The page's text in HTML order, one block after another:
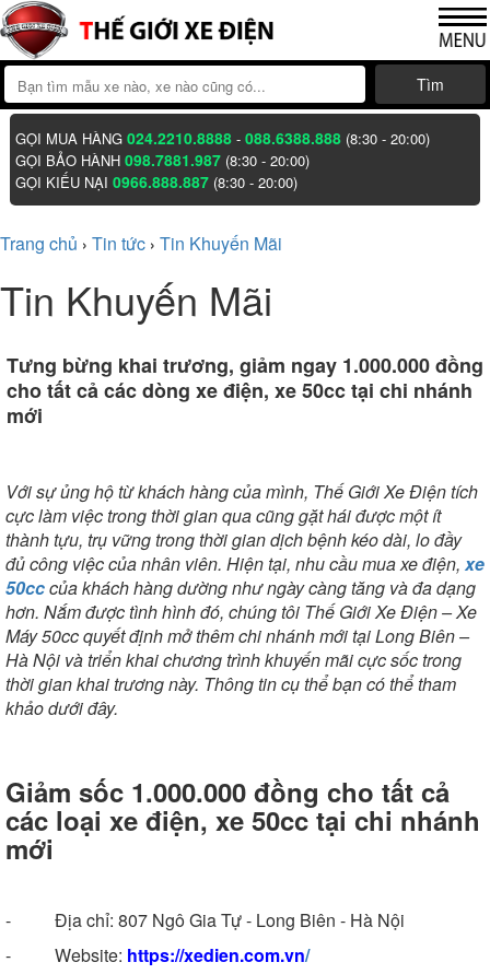
Tìm
GỌI MUA HÀNG024.2210.8888 -088.6388.888 (8:30 - 20:00)
GỌI BẢO HÀNH098.7881.987 (8:30 - 20:00)
GỌI KIẾU NẠI0966.888.887 (8:30 - 20:00)
Trang chủ › Tin tức › Tin Khuyến Mãi
Tin Khuyến Mãi
Tưng bừng khai trương, giảm ngay 1.000.000 đồng
cho tất cả các dòng xe điện, xe 50cc tại chi nhánh
mới
Với sự ủng hộ từ khách hàng của mình, Thế Giới Xe Điện tích
cực làm việc trong thời gian qua cũng gặt hái được một ít
thành tựu, trụ vững trong thời gian dịch bệnh kéo dài, lo đầy
đủ công việc của nhân viên. Hiện tại, nhu cầu mua xe điện, xe
50cccủa khách hàng dường như ngày càng tăng và đa dạng
hơn. Nắm được tình hình đó, chúng tôi Thế Giới Xe Điện – Xe
Máy 50cc quyết định mở thêm chi nhánh mới tại Long Biên –
Hà Nội và triển khai chương trình khuyến mãi cực sốc trong
thời gian khai trương này. Thông tin cụ thể bạn có thể tham
khảo dưới đây.
Giảm sốc 1.000.000 đồng cho tất cả
các loại xe điện, xe 50cc tại chi nhánh
mới
- Địa chỉ: 807 Ngô Gia Tự - Long Biên - Hà Nội
- Website: https://xedien.com.vn/